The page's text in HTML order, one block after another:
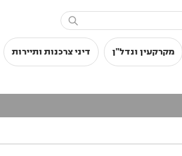

מקרקעין ונדל"ן דיני צרכנות ותיירות